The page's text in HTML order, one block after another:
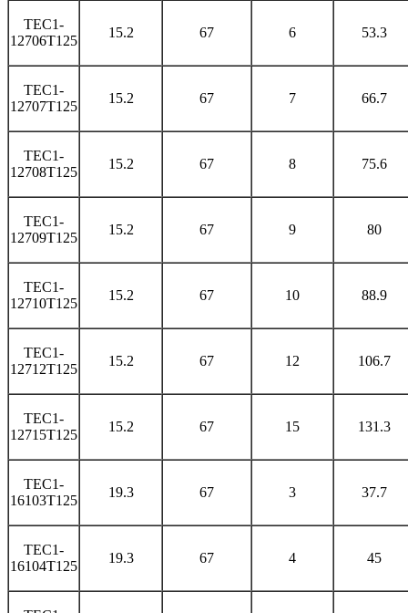
TEC1-
12706T125
15.2 67 6 53.3
TEC1-
12707T125
15.2 67 7 66.7
TEC1-
12708T125
15.2 67 8 75.6
TEC1-
12709T125
15.2 67 9 80
TEC1-
12710T125
15.2 67 10 88.9
TEC1-
12712T125
15.2 67 12 106.7
TEC1-
12715T125
15.2 67 15 131.3
TEC1-
16103T125
19.3 67 3 37.7
TEC1-
16104T125
19.3 67 4 45